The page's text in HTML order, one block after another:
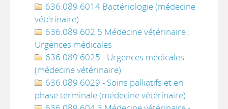
636.089 6014 Bactériologie (médecine
vétérinaire)
636.089 602 5 Médecine vétérinaire :
Urgences médicales
636.089 6025 - Urgences médicales
(médecine vétérinaire)
636.089 6029 - Soins palliatifs et en
phase terminale (médecine vétérinaire)